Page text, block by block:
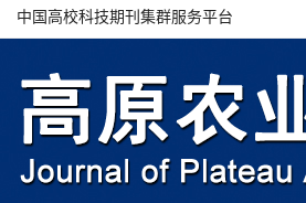
中国高校科技期刊集群服务平台